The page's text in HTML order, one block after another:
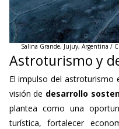
Salina Grande, Jujuy, Argentina /
Astroturismo y
El impulso del astroturismo
visión de desarrollo
plantea como una
turística, fortalecer